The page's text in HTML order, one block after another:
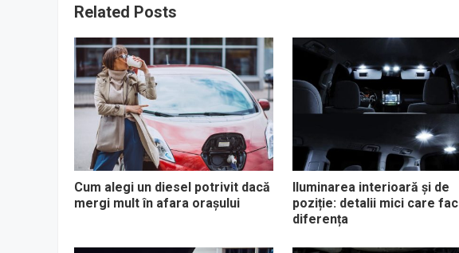
Related Posts
Cum alegi un diesel potrivit dacă
mergi mult în afara orașului
Iluminarea interioară și de
poziție: detalii mici care fac
diferența